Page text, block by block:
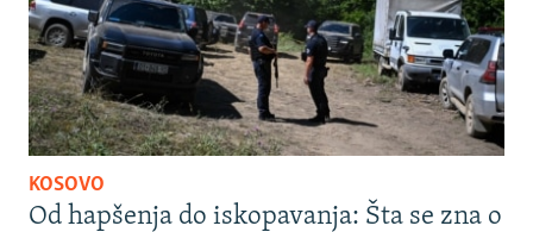
KOSOVO
Od hapšenja do iskopavanja: Šta se zna o